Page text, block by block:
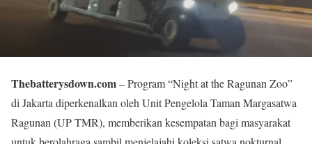
Thebatterysdown.com– Program “Night at the Ragunan Zoo”
di Jakarta diperkenalkan oleh Unit Pengelola Taman Margasatwa
Ragunan (UP TMR), memberikan kesempatan bagi masyarakat